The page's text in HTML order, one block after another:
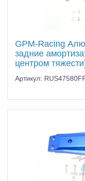
GPM-Racing
задние
центром
Артикул: